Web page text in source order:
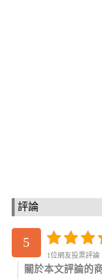
評論
5
1位網友投票評論
關於本文評論的